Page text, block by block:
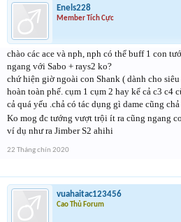
Enels228
Member Tích Cực
chào các ace và nph, nph có thể buff 1 con
ngang với Sabo + rays2 ko?
chứ hiện giờ ngoài con Shank ( dành cho
hoàn toàn phế. cụm 1 cụm 2 hay kể cả c3 c4
cả quá yếu .chả có tác dụng gì dame cũng
Ko mog đc tướng vượt trội ít ra cũng ngang
ví dụ như ra Jimber S2 ahihi
22 Tháng chín 2020
vuahaitac123456
Cao Thủ Forum